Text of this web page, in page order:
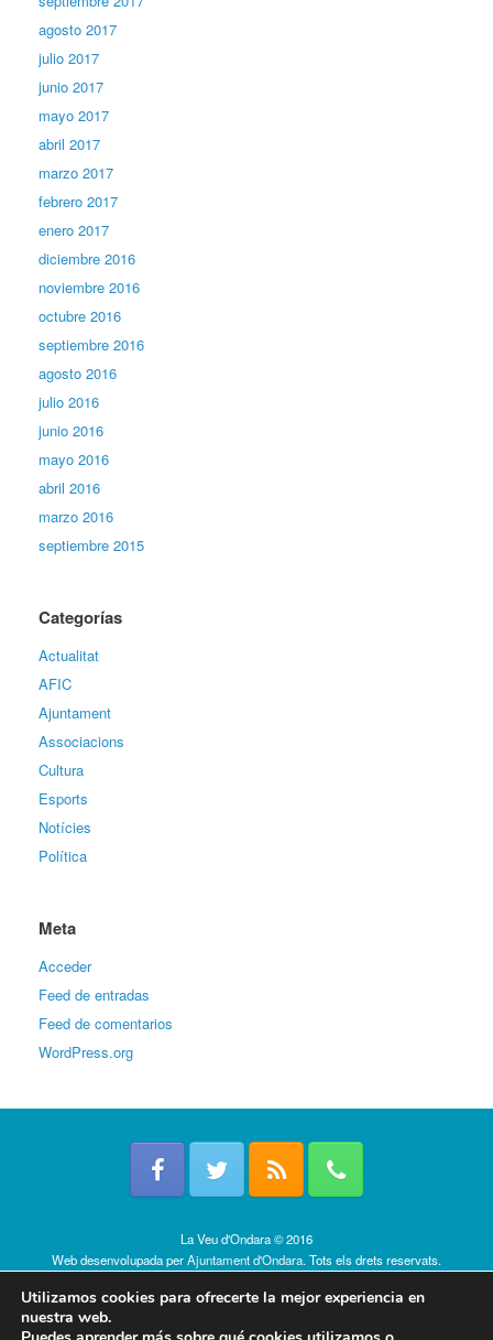
agosto 2017
julio 2017
junio 2017
mayo 2017
abril 2017
marzo 2017
febrero 2017
enero 2017
diciembre 2016
noviembre 2016
octubre 2016
septiembre 2016
agosto 2016
julio 2016
junio 2016
mayo 2016
abril 2016
marzo 2016
septiembre 2015
Categorías
Actualitat
AFIC
Ajuntament
Associacions
Cultura
Esports
Notícies
Política
Meta
Acceder
Feed de entradas
Feed de comentarios
WordPress.org
La Veu d'Ondara © 2016
Web desenvolupada perAjuntament d'Ondara. Tots els drets reservats.
Utilizamos cookies para ofrecerte la mejor experiencia en
nuestra web.